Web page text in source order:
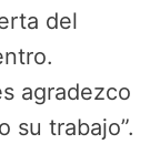
del
agradezco
su trabajo”.